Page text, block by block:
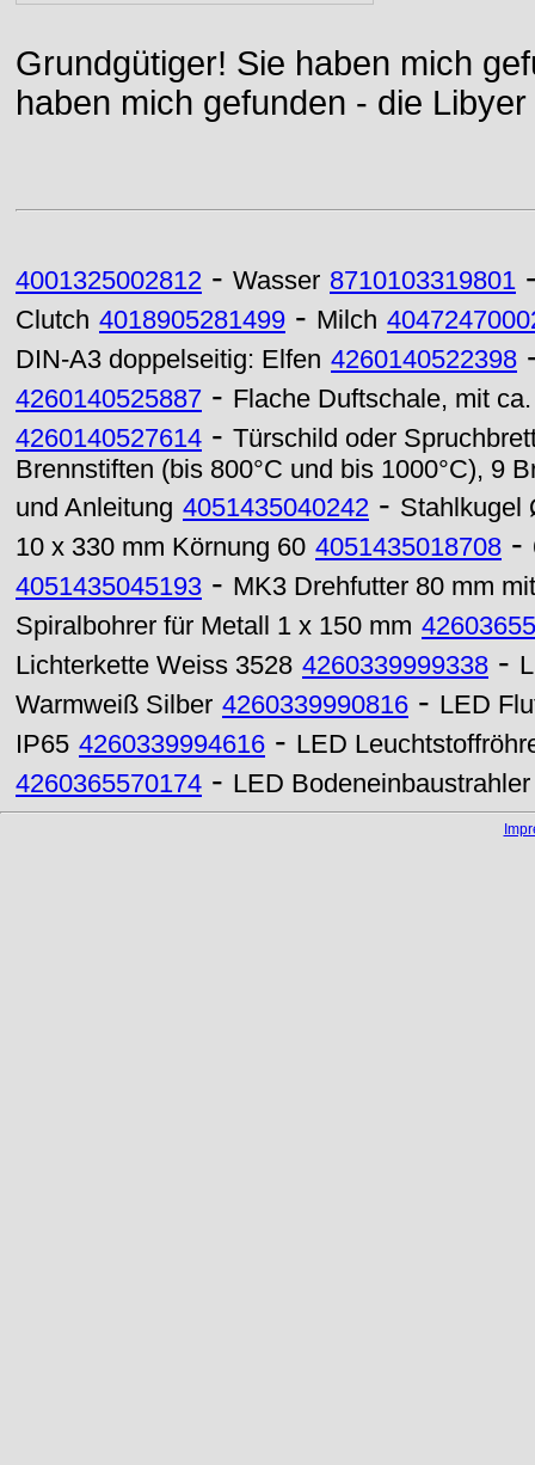
Grundgütiger! Sie haben mich
haben mich gefunden - die
4001325002812 - Wasser 8710103319801
Clutch 4018905281499 - Milch
DIN-A3 doppelseitig: Elfen 4260140522398
4260140525887 - Flache Duftschale, mit
4260140527614 - Türschild oder
Brennstiften (bis 800°C und bis 1000°C), 9
und Anleitung 4051435040242 - Stahlkugel
10 x 330 mm Körnung 60 4051435018708 -
4051435045193 - MK3 Drehfutter 80 mm
Spiralbohrer für Metall 1 x 150 mm
Lichterkette Weiss 3528 4260339999338 -
Warmweiß Silber 4260339990816 - LED
IP65 4260339994616 - LED
4260365570174 - LED